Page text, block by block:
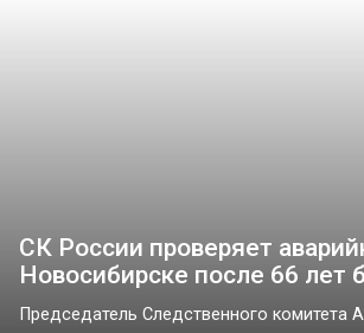
СК России проверяет
Новосибирске после 66 лет
Председатель Следственного комитета